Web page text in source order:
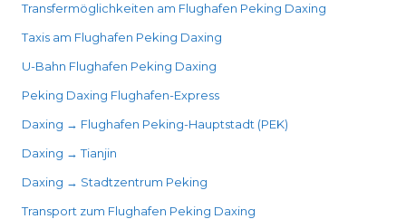
Transfermöglichkeiten am Flughafen Peking Daxing
Taxis am Flughafen Peking Daxing
U-Bahn Flughafen Peking Daxing
Peking Daxing Flughafen-Express
Daxing → Flughafen Peking-Hauptstadt (PEK)
Daxing → Tianjin
Daxing → Stadtzentrum Peking
Transport zum Flughafen Peking Daxing